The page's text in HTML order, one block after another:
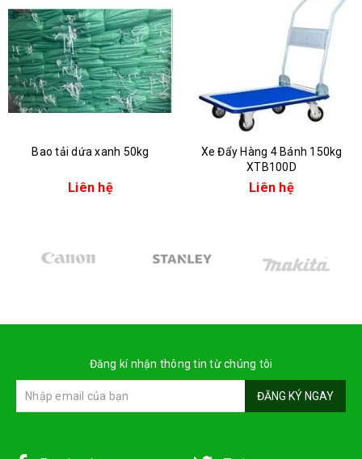
Bao tải dứa xanh 50kg
Liên hệ
Xe Đẩy Hàng 4 Bánh 150kg
XTB100D
Liên hệ
Đăng kí nhận thông tin từ chúng tôi
ĐĂNG KÝ NGAY